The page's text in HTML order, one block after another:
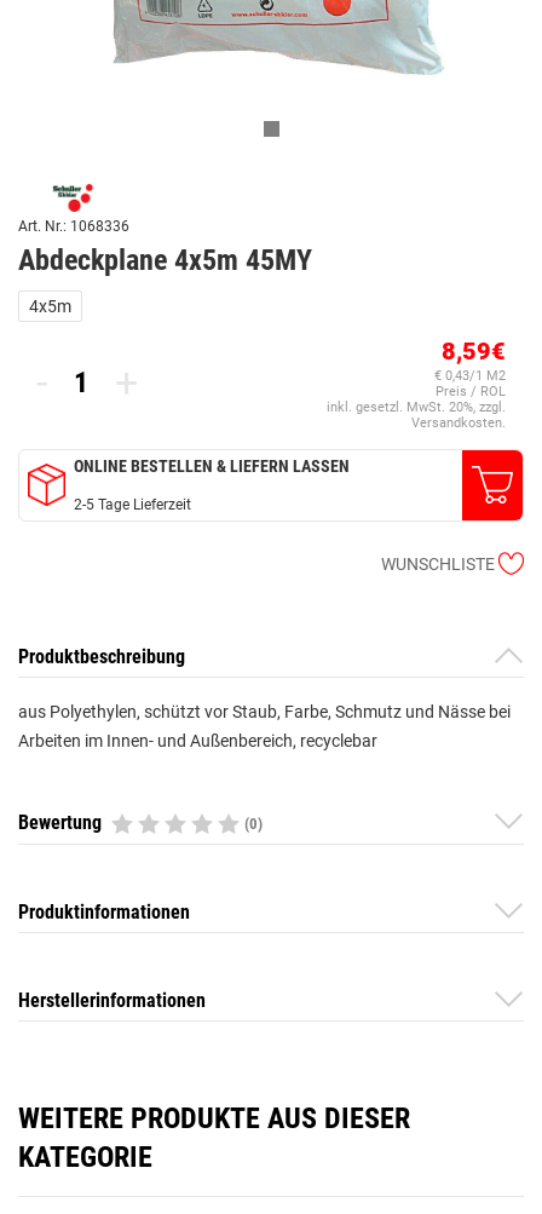
Art. Nr.: 1068336
Abdeckplane 4x5m 45MY
4x5m
- +
8,59€
€ 0,43/1 M2
Preis / ROL
inkl. gesetzl. MwSt. 20%, zzgl.
Versandkosten.
ONLINE BESTELLEN & LIEFERN LASSEN
2-5 Tage Lieferzeit
WUNSCHLISTE
Produktbeschreibung
aus Polyethylen, schützt vor Staub, Farbe, Schmutz und Nässe bei
Arbeiten im Innen- und Außenbereich, recyclebar
Bewertung (0)
Produktinformationen
Herstellerinformationen
WEITERE PRODUKTE AUS DIESER
KATEGORIE